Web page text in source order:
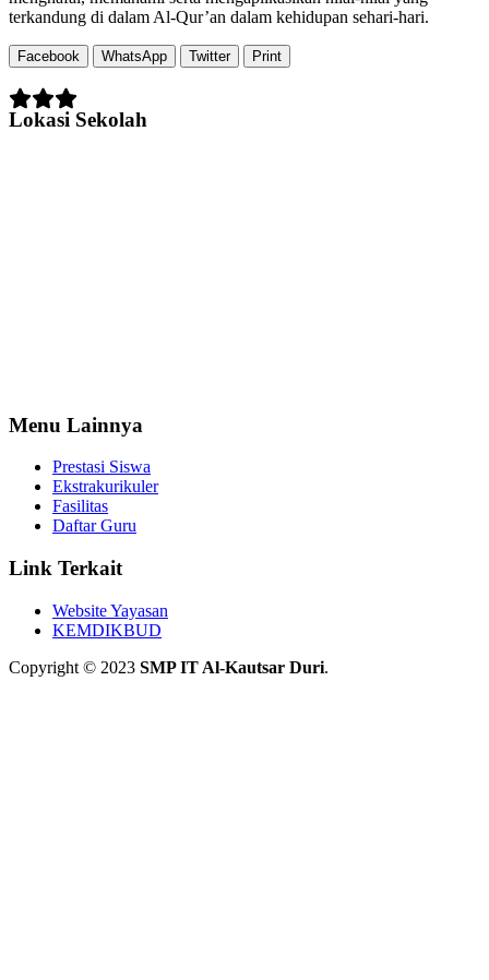
terkandung di dalam Al-Qur’an dalam kehidupan sehari-hari.
Facebook WhatsApp Twitter Print
Lokasi Sekolah
Menu Lainnya
Prestasi Siswa
Ekstrakurikuler
Fasilitas
Daftar Guru
Link Terkait
Website Yayasan
KEMDIKBUD
Copyright © 2023 SMP IT Al-Kautsar Duri.